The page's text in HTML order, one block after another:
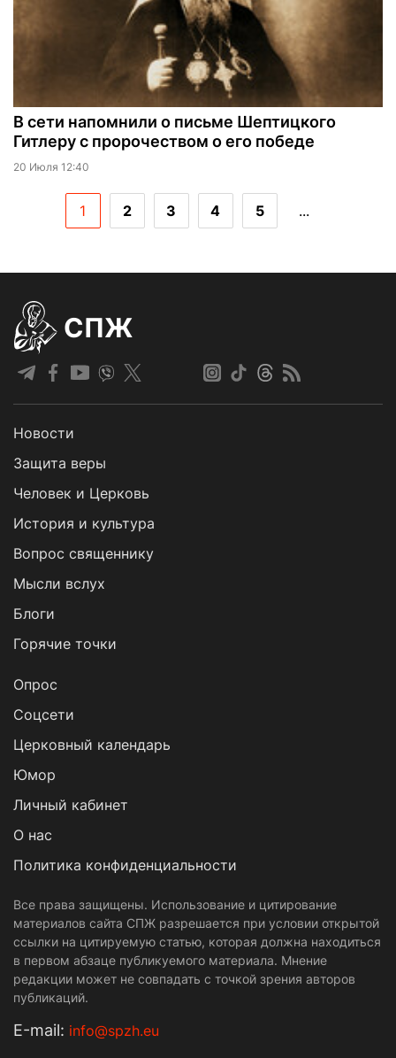
В сети напомнили о письме Шептицкого
Гитлеру с пророчеством о его победе
20 Июля 12:40
1 2 3 4 5 ...
СПЖ
Новости
Защита веры
Человек и Церковь
История и культура
Вопрос священнику
Мысли вслух
Блоги
Горячие точки
Опрос
Cоцсети
Церковный календарь
Юмор
Личный кабинет
О нас
Политика конфиденциальности
Все права защищены. Использование и цитирование
материалов сайта СПЖ разрешается при условии открытой
ссылки на цитируемую статью, которая должна находиться
в первом абзаце публикуемого материала. Мнение
редакции может не совпадать с точкой зрения авторов
публикаций.
Е-mail: info@spzh.eu